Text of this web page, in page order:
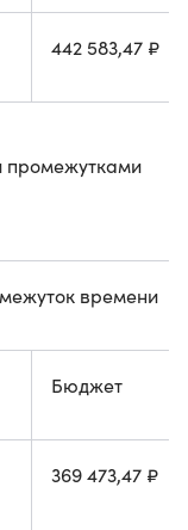
442 583,47 ₽
промежутками
времени
Бюджет
369 473,47 ₽